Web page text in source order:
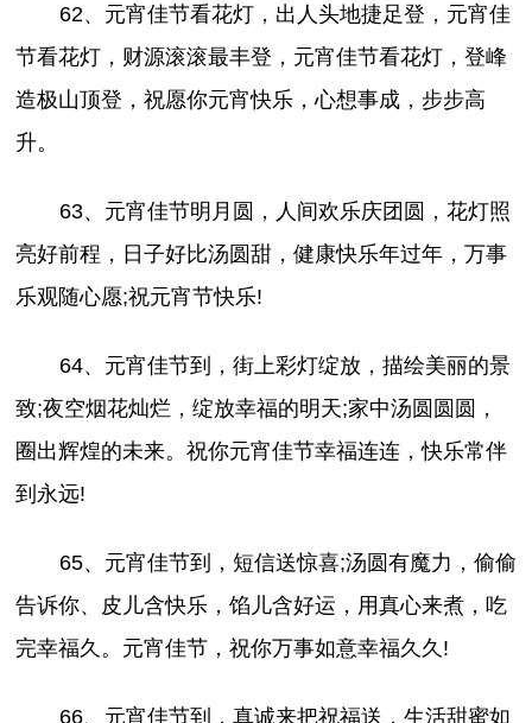
62、元宵佳节看花灯，出人头地捷足登，元宵佳
节看花灯，财源滚滚最丰登，元宵佳节看花灯，登峰
造极山顶登，祝愿你元宵快乐，心想事成，步步高
升。
63、元宵佳节明月圆，人间欢乐庆团圆，花灯照
亮好前程，日子好比汤圆甜，健康快乐年过年，万事
乐观随心愿;祝元宵节快乐!
64、元宵佳节到，街上彩灯绽放，描绘美丽的景
致;夜空烟花灿烂，绽放幸福的明天;家中汤圆圆圆，
圈出辉煌的未来。祝你元宵佳节幸福连连，快乐常伴
到永远!
65、元宵佳节到，短信送惊喜;汤圆有魔力，偷偷
告诉你、皮儿含快乐，馅儿含好运，用真心来煮，吃
完幸福久。元宵佳节，祝你万事如意幸福久久!
66、元宵佳节到，真诚来把祝福送，生活甜蜜如